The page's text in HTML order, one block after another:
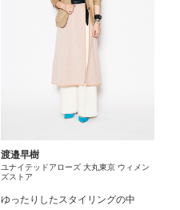
渡邉早樹
ユナイテッドアローズ 大丸東京 ウィメン
ズストア
ゆったりしたスタイリングの中